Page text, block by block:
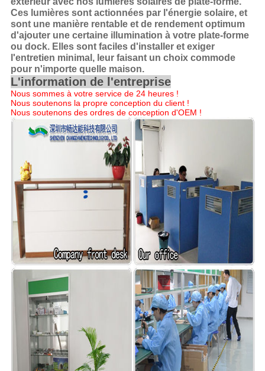
Ces lumières sont actionnées par l'énergie solaire, et
sont une manière rentable et de rendement optimum
d'ajouter une certaine illumination à votre plate-forme
ou dock. Elles sont faciles d'installer et exiger
l'entretien minimal, leur faisant un choix commode
pour n'importe quelle maison.
L'information de l'entreprise
Nous sommes à votre service de 24 heures !
Nous soutenons la propre conception du client !
Nous soutenons des ordres de conception d'OEM !